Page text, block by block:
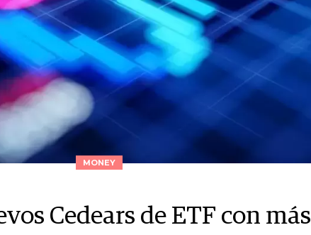
MONEY
Cedears de ETF con más